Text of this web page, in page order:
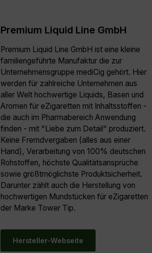
Premium Liquid Line GmbH
Premium Liquid Line GmbH ist eine kleine
familiengeführte Manufaktur die zur
Unternehmensgruppe mediCig gehört. Hier
werden für zahlreiche Unternehmen aus
aller Welt hochwertige Liquids, Basen und
Aromen für eZigaretten mit Inhaltsstoffen -
die auch im Pharmabereich Anwendung
finden - mit "Liebe zum Detail" produziert.
Keine Fremdvergaben (alles aus einer
Hand), Verarbeitung von 100% deutschen
Rohstoffen, höchste Qualitätsansprüche
sowie größtmöglichste Produktsicherheit.
Darunter zählt auch die Herstellung von
hochwertigen Mundstücken für eZigaretten
der Marke Tower Tip.
Hersteller-Webseite